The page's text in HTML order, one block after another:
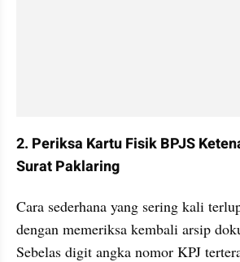
2. Periksa Kartu Fisik BPJS
Surat Paklaring
Cara sederhana yang sering kali
dengan memeriksa kembali arsip
Sebelas digit angka nomor KPJ